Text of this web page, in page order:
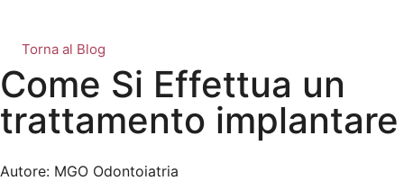
Torna al Blog
Come Si Effettua un
trattamento implantare
Autore: MGO Odontoiatria